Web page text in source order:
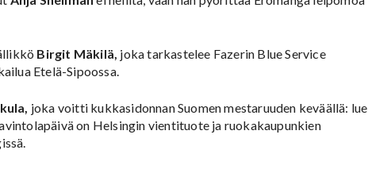
Birgit Mäkilä, joka tarkastelee Fazerin Blue Service
Etelä-Sipoossa.
joka voitti kukkasidonnan Suomen mestaruuden keväällä: lue
on Helsingin vientituote ja ruokakaupunkien